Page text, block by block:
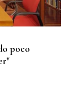
poco